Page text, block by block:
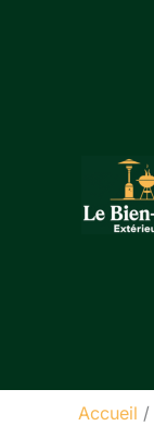
Accueil